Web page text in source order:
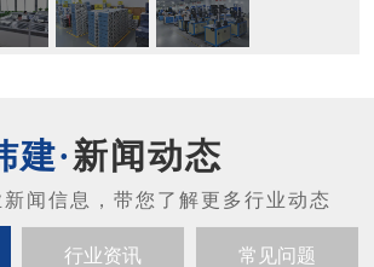
新闻动态
行业资讯 常见问题